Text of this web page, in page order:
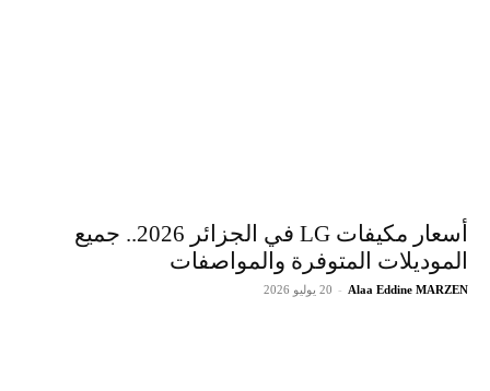
أسعار مكيفات LG في الجزائر 2026.. جميع
الموديلات المتوفرة والمواصفات
Alaa Eddine MARZEN
- 20 يوليو 2026